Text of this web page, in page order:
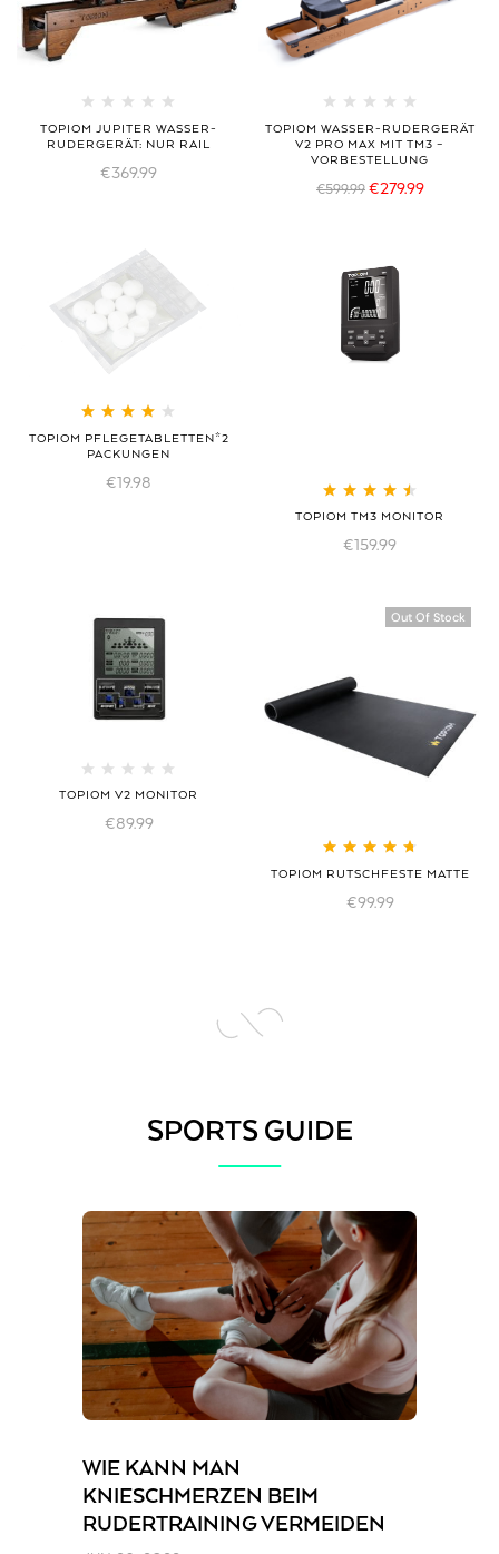
TOPIOM JUPITER WASSER-
RUDERGERÄT: NUR RAIL
€369.99
TOPIOM WASSER-RUDERGERÄT
V2 PRO MAX MIT TM3 –
VORBESTELLUNG
€599.99 €279.99
4.08von 5
TOPIOM PFLEGETABLETTEN*2
PACKUNGEN
€19.98
Bewertet mit
TOPIOM TM3 MONITOR
€159.99
TOPIOM V2 MONITOR
€89.99
Out Of Stock
TOPIOM RUTSCHFESTE MATTE
€99.99
SPORTS GUIDE
WIE KANN MAN
KNIESCHMERZEN BEIM
RUDERTRAINING VERMEIDEN